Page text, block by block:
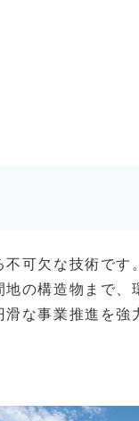
可欠な技術で
の構造物まで
な事業推進を強